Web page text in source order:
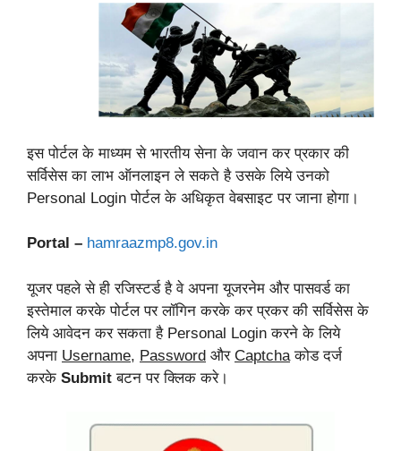
इस पोर्टल के माध्यम से भारतीय सेना के जवान कर प्रकार की
सर्विसेस का लाभ ऑनलाइन ले सकते है उसके लिये उनको
Personal Login पोर्टल के अधिकृत वेबसाइट पर जाना होगा।
Portal – hamraazmp8.gov.in
यूजर पहले से ही रजिस्टर्ड है वे अपना यूजरनेम और पासवर्ड का
इस्तेमाल करके पोर्टल पर लॉगिन करके कर प्रकर की सर्विसेस के
लिये आवेदन कर सकता है Personal Login करने के लिये
अपना Username, Password और Captcha कोड दर्ज
करके Submit बटन पर क्लिक करे।